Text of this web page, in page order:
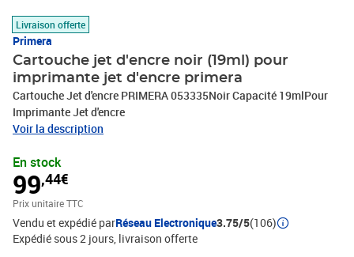
Livraison offerte
Primera
Cartouche jet d'encre noir (19ml) pour
imprimante jet d'encre primera
Cartouche Jet d'encre PRIMERA 053335Noir Capacité 19mlPour
Imprimante Jet d'encre
Voir la description
En stock
99,44€
Prix unitaire TTC
Vendu et expédié parRéseau Electronique3.75/5(106)
Expédié sous 2 jours livraison offerte